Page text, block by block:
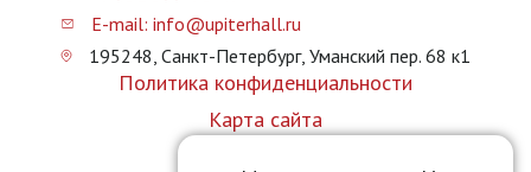
E-mail: info@upiterhall.ru
195248, Санкт-Петербург, Уманский пер. 68 к1
Политика конфиденциальности
Карта сайта